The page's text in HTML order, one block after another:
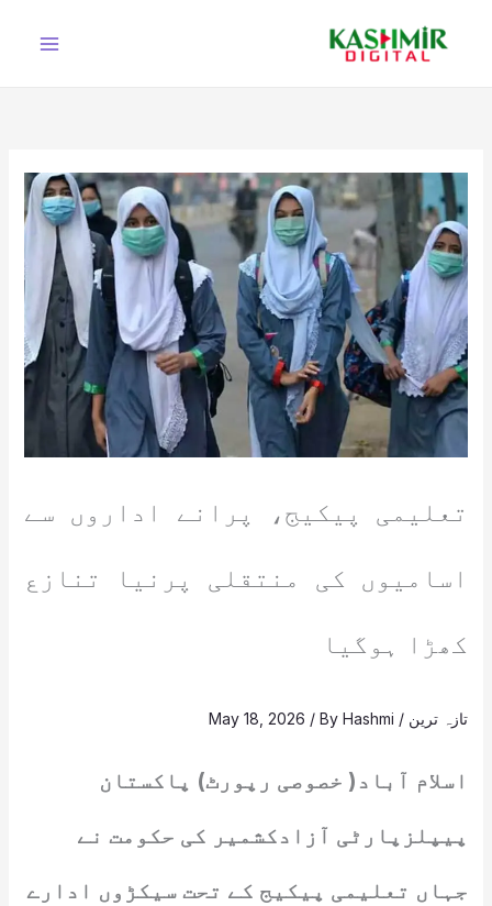
تعلیمی پیکیج، پرانے اداروں سے
اسامیوں کی منتقلی پرنیا تنازع
کھڑا ہوگیا
تازہ ترین /
May 18, 2026 / ByHashmi
اسلام آباد( خصوصی رپورٹ) پاکستان
پیپلزپارٹی آزادکشمیر کی حکومت نے
جہاں تعلیمی پیکیج کے تحت سیکڑوں ادارے